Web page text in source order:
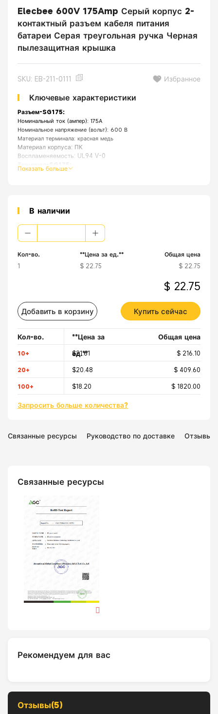
Elecbee 600V 175Amp Серый корпус 2-
контактный разъем кабеля питания
батареи Серая треугольная ручка Черная
пылезащитная крышка
SKU: EB-211-0111 Избранное
Ключевые характеристики
Разъем-SG175:
Номинальный ток (ампер): 175А
Номинальное напряжение (вольт): 600 В
Материал терминала: красная медь
Материал корпуса: ПК
Воспламеняемость: UL94 V-0
Материал терминала: посеребренная медь
[ Приложение] Сверхмощный и многоцелевой универсальный набор
[Безопасный] Оба конца подходят для подключения к стороне
Показать больше
В наличии
Кол-во.
1
**Цена за ед.**
$ 22.75
Общая цена
$ 22.75
$ 22.75
Добавить в корзину Купить сейчас
Кол-во.
**Цена за
ед.**
Общая цена
10+ $21.61 $ 216.10
20+ $20.48 $ 409.60
100+ $18.20 $ 1820.00
Запросить больше количества?
Связанные ресурсы Руководство по доставке Отзывы
Связанные ресурсы
Рекомендуем для вас
Отзывы(5)